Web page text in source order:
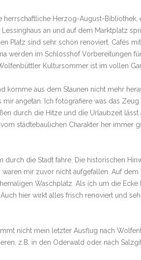
Herzog-August-Bibliothek,
an und auf dem Marktplatz
Platz sind sehr schön renoviert, Cafés
werden im Schlosshof Vorbereitungen
Kultursommer ist im vollen
komme aus dem Staunen nicht mehr
angetan. Ich fotografiere was das
durch die Hitze und die Urlaubzeit
städtebaulichen Charakter her immer
durch die Stadt fahre. Die historischen
mir zuvor nicht aufgefallen. Auf dem
Waschplatz. Als ich um die
hier wirkt alles frisch renoviert und
nicht mein letzter Ausflug nach
z.B. in den Oderwald oder nach